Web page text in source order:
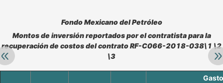
Retroceder:
Accesibilidad de Cuadros Analíticos, al exportar el cuadro
Fondo Mexicano del Petróleo
Montos de inversión reportados por el contratista para la
recuperación de costos del contrato RF-C066-2018-038\1 \2
\3